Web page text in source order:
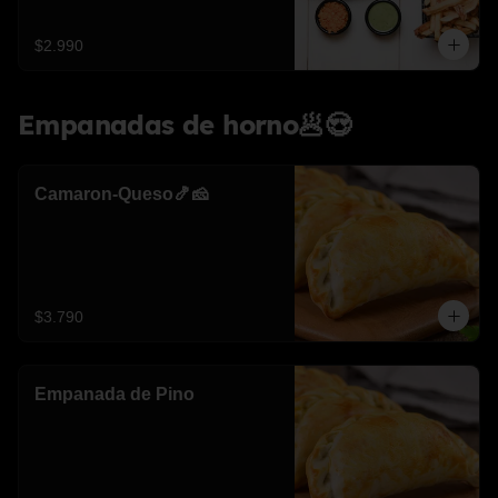
$2.990
Empanadas de horno🥟😍
Camaron-Queso🍤🧀
$3.790
Empanada de Pino